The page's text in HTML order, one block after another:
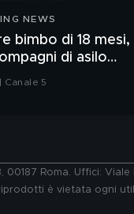
NEWS
bimbo di 18 mesi,
di asilo
Canale 5
Roma. Uffici:
è vietata ogni